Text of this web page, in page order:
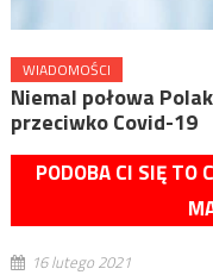
WIADOMOŚCI
Niemal połowa
przeciwko Covid-19
PODOBA CI SIĘ TO
16 lutego 2021